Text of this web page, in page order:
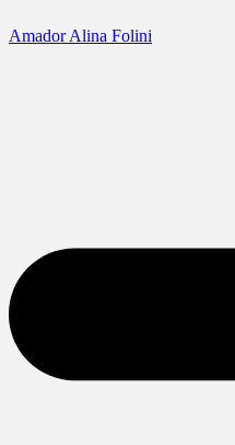
Amador Alina Folini